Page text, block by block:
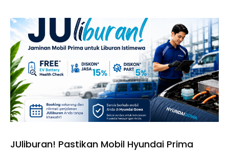
JUliburan! Pastikan Mobil Hyundai Prima